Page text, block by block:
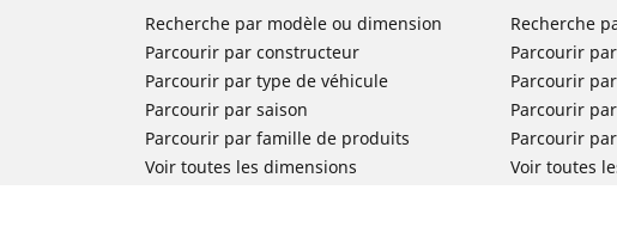
Recherche par modèle ou dimension
Parcourir par constructeur
Parcourir par type de véhicule
Parcourir par saison
Parcourir par famille de produits
Voir toutes les dimensions
Recherche
Parcourir
Parcourir
Parcourir
Parcourir
Voir toutes